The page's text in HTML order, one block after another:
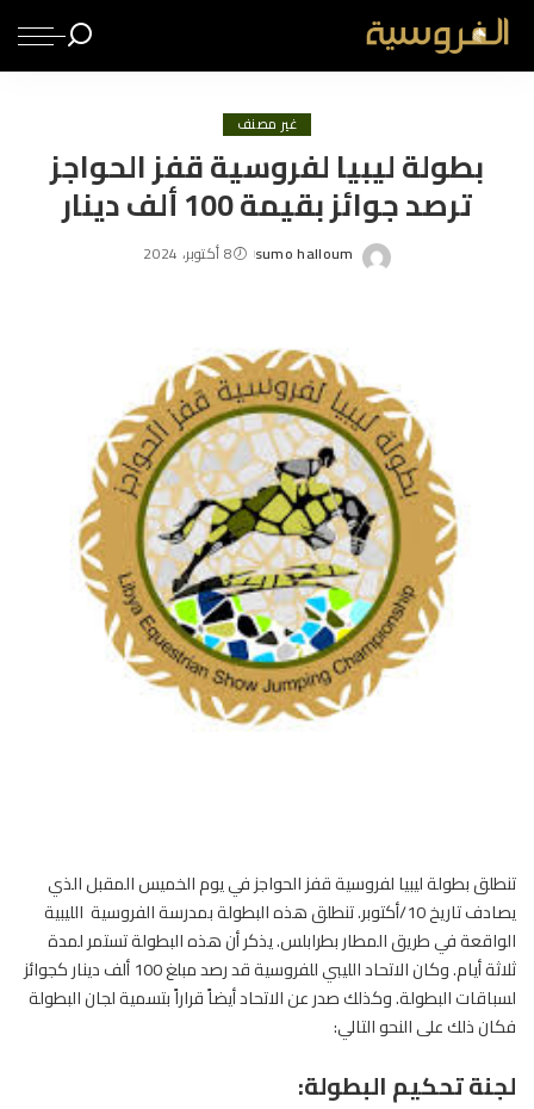
غير مصنف
بطولة ليبيا لفروسية قفز الحواجز
ترصد جوائز بقيمة 100 ألف دينار
Posted
sumo halloum 8 أكتوبر، 2024
تنطلق بطولة ليبيالفروسيةقفز الحواجز في يوم الخميس المقبل الذي
يصادف تاريخ 10/أكتوبر. تنطلق هذه البطولة بمدرسة الفروسية الليبية
الواقعة في طريق المطار بطرابلس. يذكر أن هذه البطولة تستمر لمدة
ثلاثة أيام. وكان الاتحاد الليبي للفروسية قد رصد مبلغ 100 ألف دينار كجوائز
لسباقات البطولة. وكذلك صدر عن الاتحاد أيضاً قراراً بتسمية لجان البطولة
فكان ذلك على النحو التالي:
لجنة تحكيم البطولة: